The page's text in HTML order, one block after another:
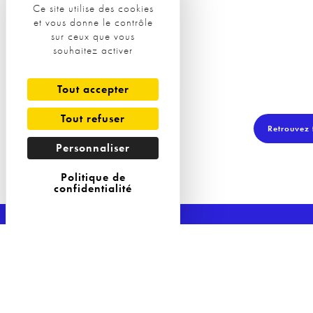
Ce site utilise des cookies
et vous donne le contrôle
sur ceux que vous
souhaitez activer
Tout accepter
Tout refuser
Personnaliser
Politique de
confidentialité
En savoir +